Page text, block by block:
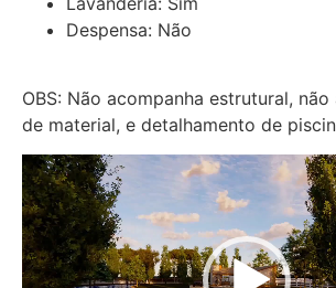
Despensa: Não
OBS: Não acompanha estrutural,
de material, e detalhamento de
Tocador
de
vídeo